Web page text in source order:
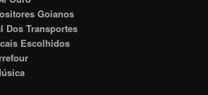
Goianos
Dos Transportes
Escolhidos